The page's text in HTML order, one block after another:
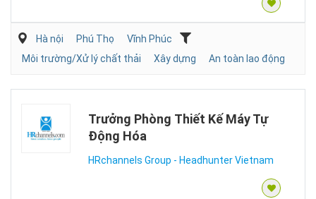
Hà nội Phú Thọ
Vĩnh Phúc
Môi trường/Xử lý chất thải
Xây dựng An toàn lao động
Trưởng Phòng Thiết Kế Máy Tự
Động Hóa
HRchannels Group - Headhunter Vietnam